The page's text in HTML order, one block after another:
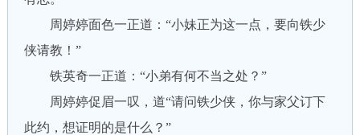
周婷婷面色一正道：“小妹正为这一点，要向铁少
侠请教！”
铁英奇一正道：“小弟有何不当之处？”
周婷婷促眉一叹，道“请问铁少侠，你与家父订下
此约，想证明的是什么？”